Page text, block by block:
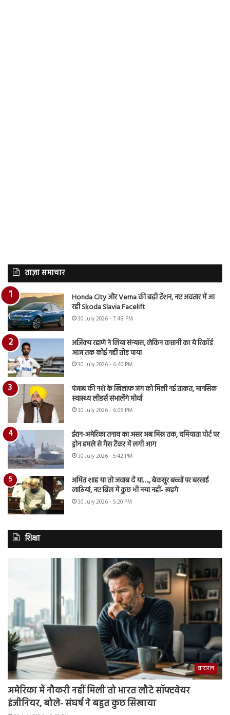
ताज़ा समाचार
Honda City और Verna की बढ़ी टेंशन, नए अवतार में आ
रही Skoda Slavia Facelift
30 July 2026 - 7:48 PM
अजिंक्य रहाणे ने लिया संन्यास, लेकिन कप्तानी का ये रिकॉर्ड
आज तक कोई नहीं तोड़ पाया
30 July 2026 - 6:40 PM
पंजाब की नशे के खिलाफ जंग को मिली नई ताकत, मानसिक
स्वास्थ्य लीडर्स संभालेंगे मोर्चा
30 July 2026 - 6:06 PM
ईरान-अमेरिका तनाव का असर अब मिस्र तक, दमियाता पोर्ट पर
ड्रोन हमले से गैस टैंकर में लगी आग
30 July 2026 - 5:42 PM
अमित शाह या तो जवाब दें या…., बेकसूर बच्चों पर बरसाई
लाठियां, नए बिल में कुछ भी नया नहीं- खड़गे
30 July 2026 - 5:20 PM
शिक्षा
वायरल
अमेरिका में नौकरी नहीं मिली तो भारत लौटे सॉफ्टवेयर
इंजीनियर, बोले- संघर्ष ने बहुत कुछ सिखाया